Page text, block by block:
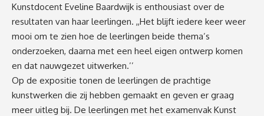
Kunstdocent Eveline Baardwijk is enthousiast over de
resultaten van haar leerlingen. ,,Het blijft iedere keer weer
mooi om te zien hoe de leerlingen beide thema’s
onderzoeken, daarna met een heel eigen ontwerp komen
en dat nauwgezet uitwerken.’’
Op de expositie tonen de leerlingen de prachtige
kunstwerken die zij hebben gemaakt en geven er graag
meer uitleg bij. De leerlingen met het examenvak Kunst